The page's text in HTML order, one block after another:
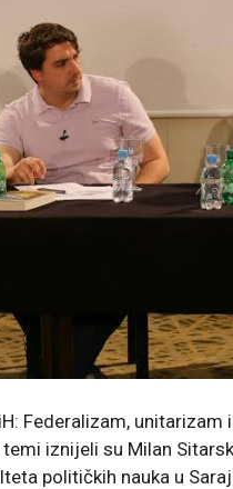
Federalizam, unitarizam
iznijeli su Milan
političkih nauka u